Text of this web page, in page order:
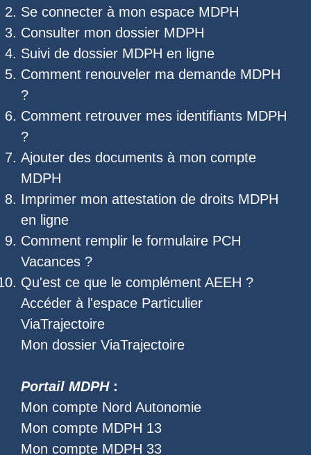
Se connecter à mon espace MDPH
Consulter mon dossier MDPH
Suivi de dossier MDPH en ligne
Comment renouveler ma demande MDPH
?
Comment retrouver mes identifiants MDPH
?
Ajouter des documents à mon compte
MDPH
Imprimer mon attestation de droits MDPH
en ligne
Comment remplir le formulaire PCH
Vacances ?
Qu'est ce que le complément AEEH ?
Accéder à l'espace Particulier
ViaTrajectoire
Mon dossier ViaTrajectoire
Portail MDPH:
Mon compte Nord Autonomie
Mon compte MDPH 13
Mon compte MDPH 33